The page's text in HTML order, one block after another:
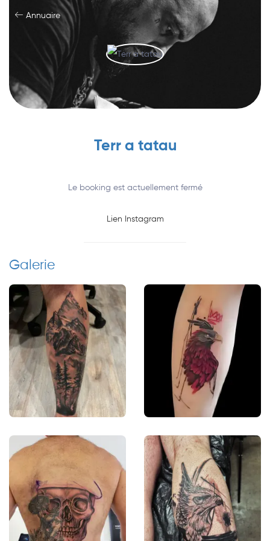
Annuaire
Terr a tatau
Le booking est actuellement fermé
Lien Instagram
Galerie